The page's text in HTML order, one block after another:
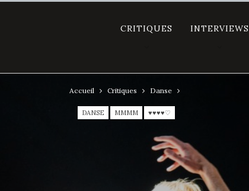
CRITIQUES INTERVIEWS
Accueil Critiques Danse
DANSE MMMM ♥♥♥♥♡